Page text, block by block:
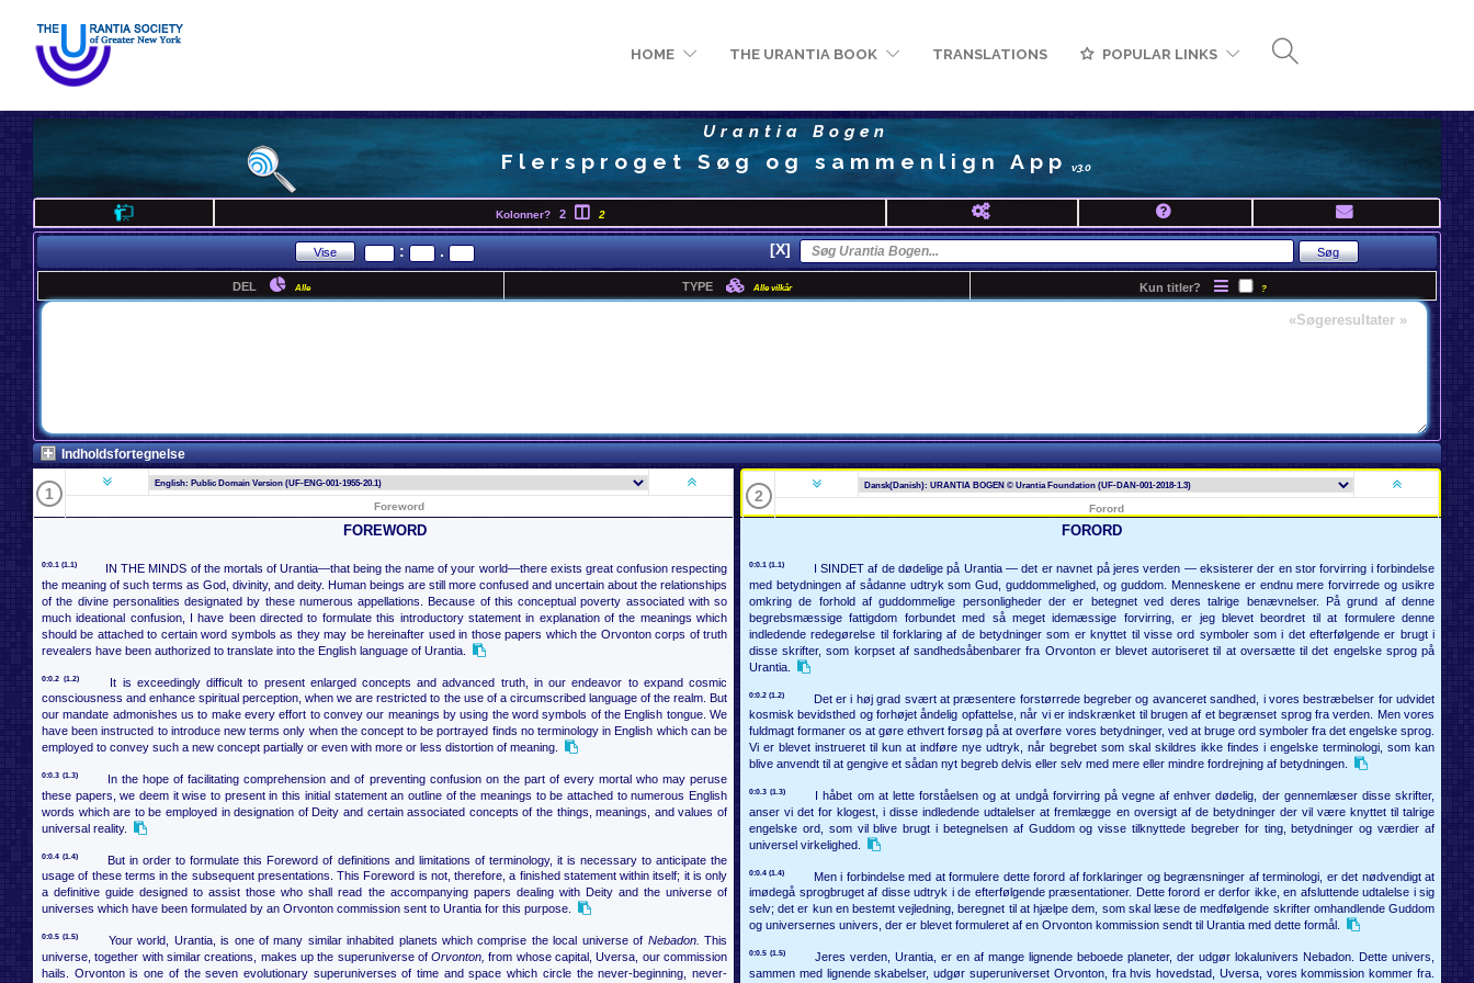
HOME THE URANTIA BOOK TRANSLATIONS POPULAR LINKS
Urantia Bogen
Flersproget Søg og sammenlign App v3.0
Kolonner? 2 2
: . [X]
DEL Alle TYPE Alle vilkår Kun titler? ?
«Søgeresultater »
Indholdsfortegnelse
1
Foreword
FOREWORD
0:0.1 (1.1)
IN THE MINDS of the mortals of Urantia—that being the name of your world—there exists great confusion respecting
the meaning of such terms as God, divinity, and deity. Human beings are still more confused and uncertain about the relationships
of the divine personalities designated by these numerous appellations. Because of this conceptual poverty associated with so
much ideational confusion, I have been directed to formulate this introductory statement in explanation of the meanings which
should be attached to certain word symbols as they may be hereinafter used in those papers which the Orvonton corps of truth
revealers have been authorized to translate into the English language of Urantia.
0:0.2 (1.2)
It is exceedingly difficult to present enlarged concepts and advanced truth, in our endeavor to expand cosmic
consciousness and enhance spiritual perception, when we are restricted to the use of a circumscribed language of the realm. But
our mandate admonishes us to make every effort to convey our meanings by using the word symbols of the English tongue. We
have been instructed to introduce new terms only when the concept to be portrayed finds no terminology in English which can be
employed to convey such a new concept partially or even with more or less distortion of meaning.
0:0.3 (1.3)
In the hope of facilitating comprehension and of preventing confusion on the part of every mortal who may peruse
these papers, we deem it wise to present in this initial statement an outline of the meanings to be attached to numerous English
words which are to be employed in designation of Deity and certain associated concepts of the things, meanings, and values of
universal reality.
0:0.4 (1.4)
But in order to formulate this Foreword of definitions and limitations of terminology, it is necessary to anticipate the
usage of these terms in the subsequent presentations. This Foreword is not, therefore, a finished statement within itself; it is only
a definitive guide designed to assist those who shall read the accompanying papers dealing with Deity and the universe of
universes which have been formulated by an Orvonton commission sent to Urantia for this purpose.
0:0.5 (1.5) Your world, Urantia, is one of many similar inhabited planets which comprise the local universe of Nebadon. This
universe, together with similar creations, makes up the superuniverse ofOrvonton, from whose capital, Uversa, our commission
hails. Orvonton is one of the seven evolutionary superuniverses of time and space which circle the never-beginning, never-
2
Forord
FORORD
0:0.1 (1.1)
I SINDET af de dødelige på Urantia — det er navnet på jeres verden — eksisterer der en stor forvirring i forbindelse
med betydningen af sådanne udtryk som Gud, guddommelighed, og guddom. Menneskene er endnu mere forvirrede og usikre
omkring de forhold af guddommelige personligheder der er betegnet ved deres talrige benævnelser. På grund af denne
begrebsmæssige fattigdom forbundet med så meget idemæssige forvirring, er jeg blevet beordret til at formulere denne
indledende redegørelse til forklaring af de betydninger som er knyttet til visse ord symboler som i det efterfølgende er brugt i
disse skrifter, som korpset af sandhedsåbenbarer fra Orvonton er blevet autoriseret til at oversætte til det engelske sprog på
Urantia.
0:0.2 (1.2)
Det er i høj grad svært at præsentere forstørrede begreber og avanceret sandhed, i vores bestræbelser for udvidet
kosmisk bevidsthed og forhøjet åndelig opfattelse, når vi er indskrænket til brugen af et begrænset sprog fra verden. Men vores
fuldmagt formaner os at gøre ethvert forsøg på at overføre vores betydninger, ved at bruge ord symboler fra det engelske sprog.
Vi er blevet instrueret til kun at indføre nye udtryk, når begrebet som skal skildres ikke findes i engelske terminologi, som kan
blive anvendt til at gengive et sådan nyt begreb delvis eller selv med mere eller mindre fordrejning af betydningen.
0:0.3 (1.3)
I håbet om at lette forståelsen og at undgå forvirring på vegne af enhver dødelig, der gennemlæser disse skrifter,
anser vi det for klogest, i disse indledende udtalelser at fremlægge en oversigt af de betydninger der vil være knyttet til talrige
engelske ord, som vil blive brugt i betegnelsen af Guddom og visse tilknyttede begreber for ting, betydninger og værdier af
universel virkelighed.
0:0.4 (1.4)
Men i forbindelse med at formulere dette forord af forklaringer og begrænsninger af terminologi, er det nødvendigt at
imødegå sprogbruget af disse udtryk i de efterfølgende præsentationer. Dette forord er derfor ikke, en afsluttende udtalelse i sig
selv; det er kun en bestemt vejledning, beregnet til at hjælpe dem, som skal læse de medfølgende skrifter omhandlende Guddom
og universernes univers, der er blevet formuleret af en Orvonton kommission sendt til Urantia med dette formål.
0:0.5 (1.5)
Jeres verden, Urantia, er en af mange lignende beboede planeter, der udgør lokalunivers Nebadon. Dette univers,
sammen med lignende skabelser, udgør superuniverset Orvonton, fra hvis hovedstad, Uversa, vores kommission kommer fra.